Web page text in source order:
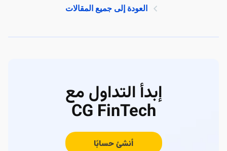
العودة إلى جميع المقالات
إبدأ التداول مع
CG FinTech
أنشئ حسابًا